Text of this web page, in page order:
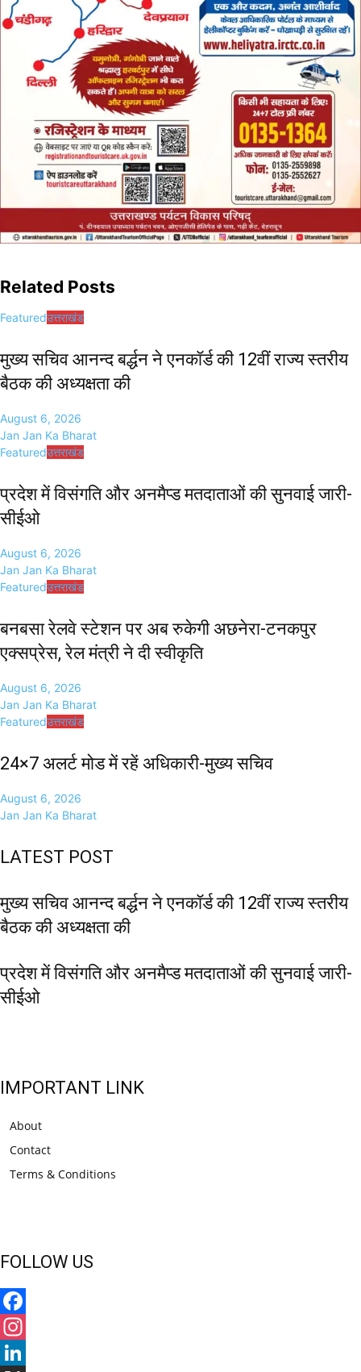
Related Posts
Featuredउत्तराखंड
मुख्य सचिव आनन्द बर्द्धन ने एनकॉर्ड की 12वीं राज्य स्तरीय
बैठक की अध्यक्षता की
August 6, 2026
Jan Jan Ka Bharat
Featuredउत्तराखंड
प्रदेश में विसंगति और अनमैप्ड मतदाताओं की सुनवाई जारी-
सीईओ
August 6, 2026
Jan Jan Ka Bharat
Featuredउत्तराखंड
बनबसा रेलवे स्टेशन पर अब रुकेगी अछनेरा-टनकपुर
एक्सप्रेस, रेल मंत्री ने दी स्वीकृति
August 6, 2026
Jan Jan Ka Bharat
Featuredउत्तराखंड
24×7 अलर्ट मोड में रहें अधिकारी-मुख्य सचिव
August 6, 2026
Jan Jan Ka Bharat
LATEST POST
मुख्य सचिव आनन्द बर्द्धन ने एनकॉर्ड की 12वीं राज्य स्तरीय
बैठक की अध्यक्षता की
प्रदेश में विसंगति और अनमैप्ड मतदाताओं की सुनवाई जारी-
सीईओ
IMPORTANT LINK
About
Contact
Terms & Conditions
FOLLOW US
Facebook
Instagram